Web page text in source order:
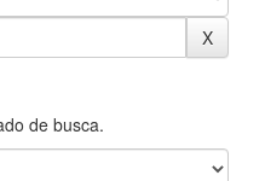
de busca.